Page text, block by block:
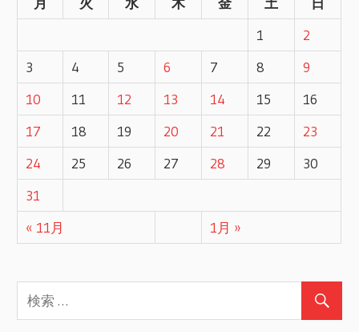
ビ
ゲ
ー
シ
ョ
ン
« 11月 1月 »
1
2
3
4 5 6 7 8
9
10
11 12 13 14 15
16
17
18 19 20 21 22
23
24
25 26 27 28 29
30
31